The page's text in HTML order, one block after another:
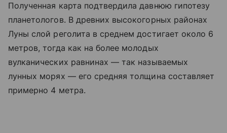
Полученная карта подтвердила давнюю гипотезу
планетологов. В древних высокогорных районах
Луны слой реголита в среднем достигает около 6
метров, тогда как на более молодых
вулканических равнинах — так называемых
лунных морях — его средняя толщина составляет
примерно 4 метра.